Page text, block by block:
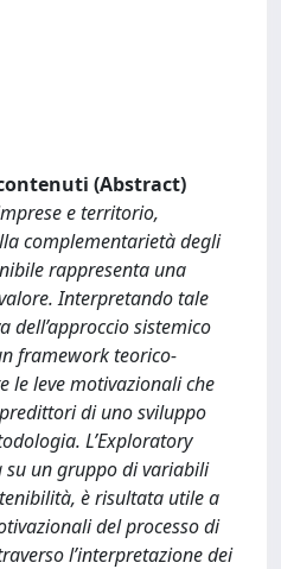
(Abstract)
e territorio,
complementarietà degli
rappresenta una
Interpretando tale
dell’approccio sistemico
framework teorico-
le leve motivazionali che
di uno sviluppo
L’Exploratory
su un gruppo di variabili
è risultata utile a
del processo di
l’interpretazione dei